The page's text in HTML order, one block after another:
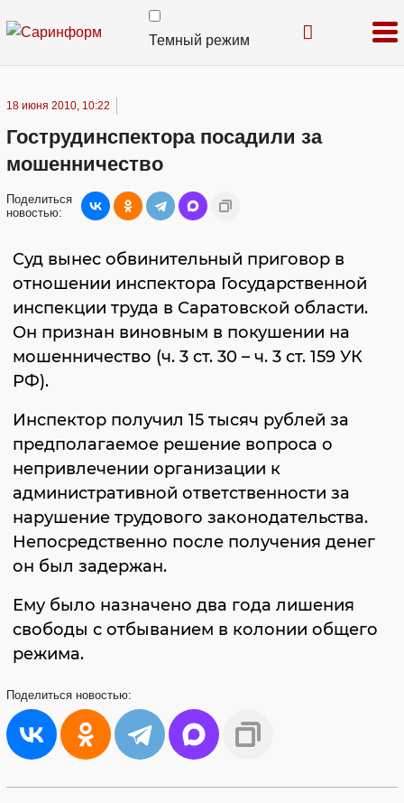
Темный режим
18 июня 2010, 10:22
Гострудинспектора посадили за
мошенничество
Поделиться
новостью:
Суд вынес обвинительный приговор в
отношении инспектора Государственной
инспекции труда в Саратовской области.
Он признан виновным в покушении на
мошенничество (ч. 3 ст. 30 – ч. 3 ст. 159 УК
РФ).
Инспектор получил 15 тысяч рублей за
предполагаемое решение вопроса о
непривлечении организации к
административной ответственности за
нарушение трудового законодательства.
Непосредственно после получения денег
он был задержан.
Ему было назначено два года лишения
свободы с отбыванием в колонии общего
режима.
Поделиться новостью: